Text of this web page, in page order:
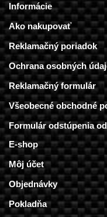
Informácie
Ako nakupovať
Reklamačný poriadok
Ochrana osobných
Reklamačný formulár
Všeobecné obchodné
Formulár odstúpenia
E-shop
Môj účet
Objednávky
Pokladňa